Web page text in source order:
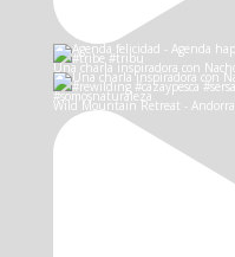
Una charla inspiradora con
Wild Mountain Retreat -